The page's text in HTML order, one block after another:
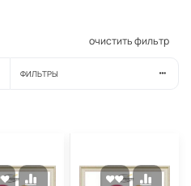
очистить фильтр
ФИЛЬТРЫ